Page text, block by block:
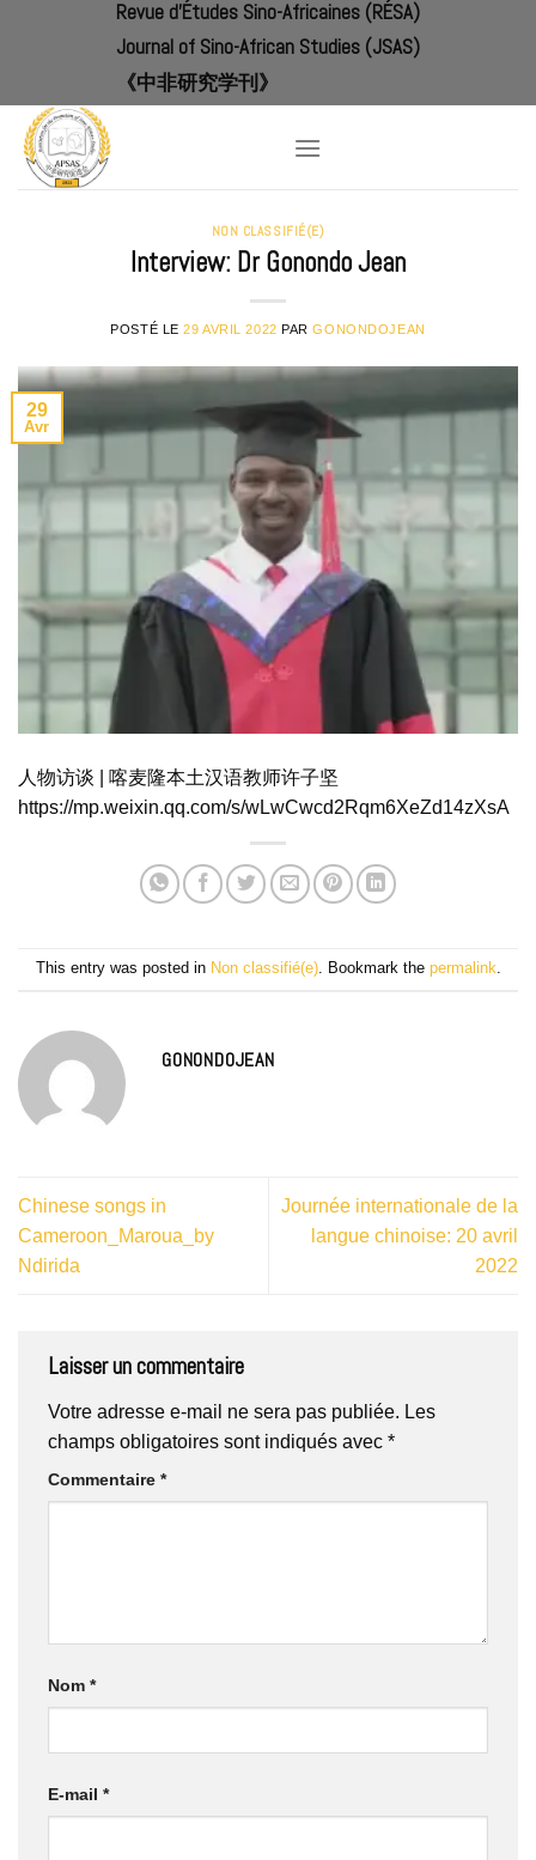
Revue d'Études Sino-Africaines (RÉSA)
Journal of Sino-African Studies (JSAS)
《中非研究学刊》
NON CLASSIFIÉ(E)
Interview: Dr Gonondo Jean
POSTÉ LE29 AVRIL 2022 PARGONONDOJEAN
29
Avr
人物访谈 | 喀麦隆本土汉语教师许子坚
https://mp.weixin.qq.com/s/wLwCwcd2Rqm6XeZd14zXsA
This entry was posted in Non classifié(e). Bookmark the permalink.
GONONDOJEAN
Chinese songs in
Cameroon_Maroua_by
Ndirida
Journée internationale de la
langue chinoise: 20 avril
2022
Laisser un commentaire
Votre adresse e-mail ne sera pas publiée. Les
champs obligatoires sont indiqués avec *
Commentaire *
Nom *
E-mail *